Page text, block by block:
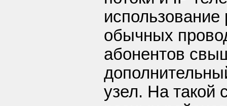
обычных
абонентов
узел. На такой